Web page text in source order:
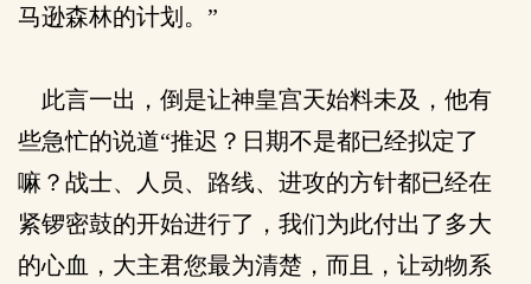
马逊森林的计划。”
此言一出，倒是让神皇宫天始料未及，他有
些急忙的说道“推迟？日期不是都已经拟定了
嘛？战士、人员、路线、进攻的方针都已经在
紧锣密鼓的开始进行了，我们为此付出了多大
的心血，大主君您最为清楚，而且，让动物系